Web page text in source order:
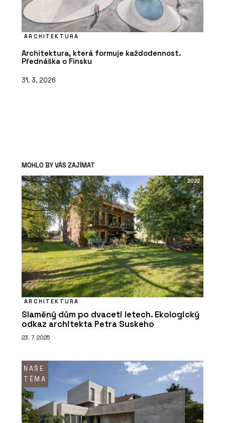
ARCHITEKTURA
Architektura, která formuje každodennost.
Přednáška o Finsku
31. 3. 2026
MOHLO BY VÁS ZAJÍMAT
ARCHITEKTURA
Slaměný dům po dvaceti letech. Ekologický
odkaz architekta Petra Suskeho
23. 7. 2025
NAŠE
TÉMA